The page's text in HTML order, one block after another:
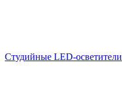
Студийные LED-осветители